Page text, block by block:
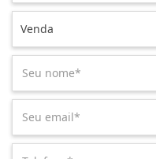
Venda